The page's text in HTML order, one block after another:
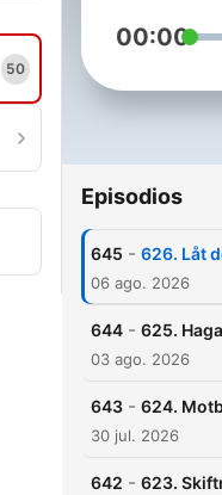
50
00:00
Episodios
645 - 626. Låt
06 ago. 2026
644 - 625.
03 ago. 2026
643 - 624.
30 jul. 2026
642 - 623.